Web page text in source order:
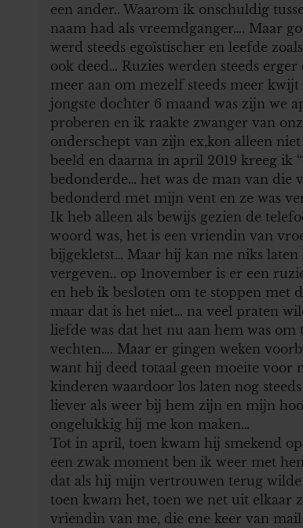
een ander.. Waarom ik onschuldig
naam had als vreemdganger…. Maar
werd steeds egoïstischer en leefde
ook deed… Ruzies werden steeds
meer aan om mezelf steeds meer
jongste dochter 6 maand was zijn we
proberen en ik raakte zwanger van
onderschept van zijn ex,kon alleen
beeld en daarna in april 2019 kreeg ik
bedonderde… het was de man van
bedonderd met mijn vent en ze was
Ik heb alleen als bewijs gezien de
woord was, het is een vriendin van
bijgekletst… Maar hij kan me niks
vergeven.. op 1november is er een
en heb ik besloten om te stoppen met
maar dat is het niet… na veel praten
liefde was dat het nu aan hem was
vechten…. Maar er gingen weken
want hij deed totaal geen moeite voor
kinderen waardoor los laten nog
liever als weer bij hem zijn en mijn
ongelukkig hij me kon maken…
Tot in april, toen kwam hij smekend
een zwak moment ben ik weer met
dat als hij mijn vertrouwen terug
toen kwam het, toen we net uit elkaar
vriendin van me, die ene keer van